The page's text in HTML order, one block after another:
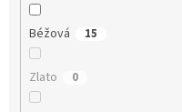
Béžová 15
Zlato 0